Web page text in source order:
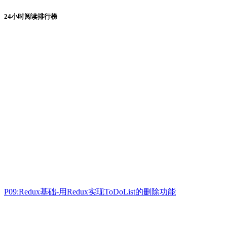
24小时阅读排行榜
P09:Redux基础-用Redux实现ToDoList的删除功能